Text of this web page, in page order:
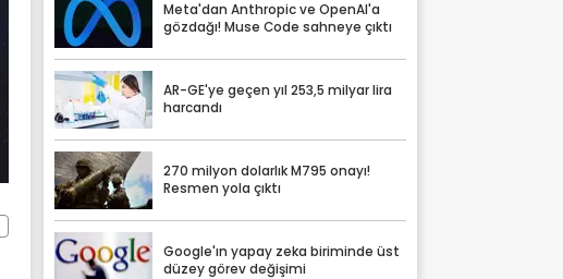
Meta'dan Anthropic ve OpenAI'a
gözdağı! Muse Code sahneye çıktı
AR-GE'ye geçen yıl 253,5 milyar lira
harcandı
270 milyon dolarlık M795 onayı!
Resmen yola çıktı
Google'ın yapay zeka biriminde üst
düzey görev değişimi